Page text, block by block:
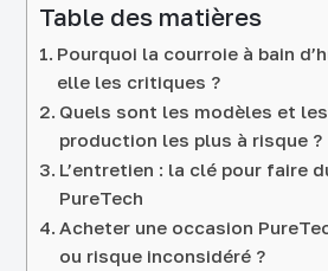
Table des matières
Pourquoi la courroie à bain
elle les critiques ?
Quels sont les modèles et
production les plus à risque ?
L’entretien : la clé pour faire
PureTech
Acheter une occasion
ou risque inconsidéré ?